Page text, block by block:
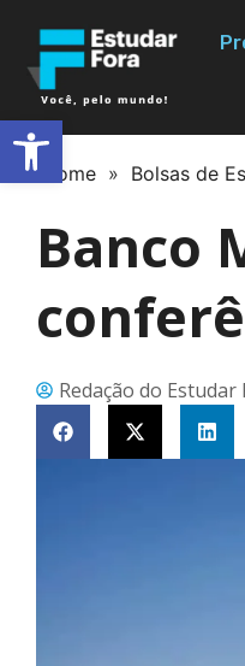
Home » Bolsas de
Banco
Redação do Estudar
Abrir a barra de ferramentas